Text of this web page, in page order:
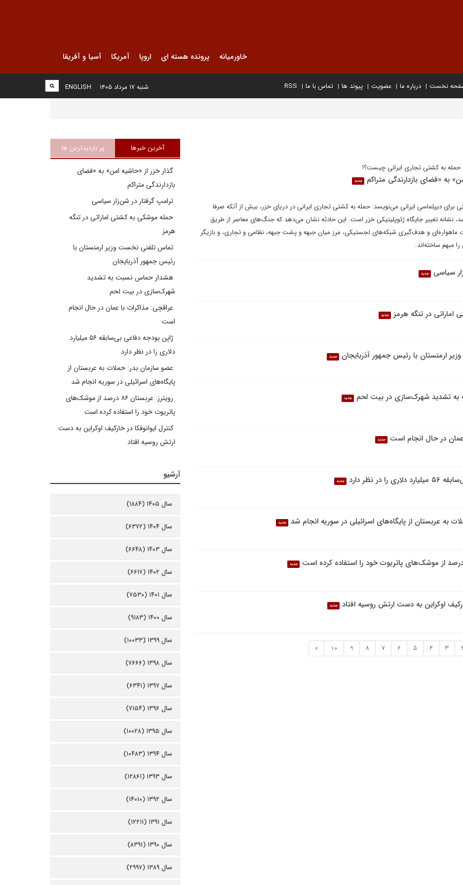
خاورمیانه پرونده هسته ای اروپا آمریکا آسیا و آفریقا
نخست درباره ما عضویت پیوند ها تماس با ما RSS
ENGLISH شنبه ۱۷ مرداد ۱۴۰۵
حمله به کشتی تجاری ایرانی چیست؟!
به «فضای بازدارندگی متراکم جدید
برای دیپلماسی ایرانی می‌نویسد: حمله به کشتی تجاری ایرانی در دریای خزر، بیش از آنکه صرفا
نشانه تغییر جایگاه ژئوپلیتیکی خزر است. این حادثه نشان می‌دهد که جنگ‌های معاصر از طریق
ماهواره‌ای و هدف‌گیری شبکه‌های لجستیکی، مرز میان جبهه و پشت جبهه، نظامی و تجاری، و بازیگر
مبهم ساخته‌اند.
سیاسی جدید
در تنگه هرمز جدید
ارمنستان با رئیس جمهور آذربایجان جدید
تشدید شهرک‌سازی در بیت‌ لحم جدید
در حال انجام است جدید
در نظر دارد جدید
به عربستان از پایگاه‌های اسرائیلی در سوریه انجام شد جدید
جدید
اوکراین به دست ارتش روسیه افتاد جدید
3
4
5
6
7
8
9
10
»
آخرین خبرها پر بازدیدترین ها
گذار خزر از «حاشیه امن» به «فضای
بازدارندگی متراکم
ترامپ گرفتار در شن‌زار سیاسی
حمله موشکی به کشتی اماراتی در تنگه
هرمز
تماس تلفنی نخست وزیر ارمنستان با
رئیس جمهور آذربایجان
هشدار حماس نسبت به تشدید
شهرک‌سازی در بیت‌ لحم
عراقچی: مذاکرات با عمان در حال انجام
است
ژاپن بودجه دفاعی بی‌سابقه ۵۶ میلیارد
دلاری را در نظر دارد
عضو سازمان بدر: حملات به عربستان از
پایگاه‌های اسرائیلی در سوریه انجام شد
رویترز: عربستان ۸۶ درصد از موشک‌های
پاتریوت خود را استفاده کرده است
کنترل ایوانوفکا در خارکیف اوکراین به دست
ارتش روسیه افتاد
آرشیو
سال ۱۴۰۵ (۱۸۸۴)
سال ۱۴۰۴ (۶۳۷۲)
سال ۱۴۰۳ (۶۶۴۸)
سال ۱۴۰۲ (۶۶۱۷)
سال ۱۴۰۱ (۷۵۳۰)
سال ۱۴۰۰ (۹۱۸۳)
سال ۱۳۹۹ (۱۰۰۳۳)
سال ۱۳۹۸ (۷۶۶۶)
سال ۱۳۹۷ (۶۳۴۱)
سال ۱۳۹۶ (۷۱۵۴)
سال ۱۳۹۵ (۱۰۰۲۸)
سال ۱۳۹۴ (۱۰۴۸۳)
سال ۱۳۹۳ (۱۲۸۶۱)
سال ۱۳۹۲ (۱۴۰۱۰)
سال ۱۳۹۱ (۱۲۲۱۱)
سال ۱۳۹۰ (۸۳۹۱)
سال ۱۳۸۹ (۲۹۹۷)